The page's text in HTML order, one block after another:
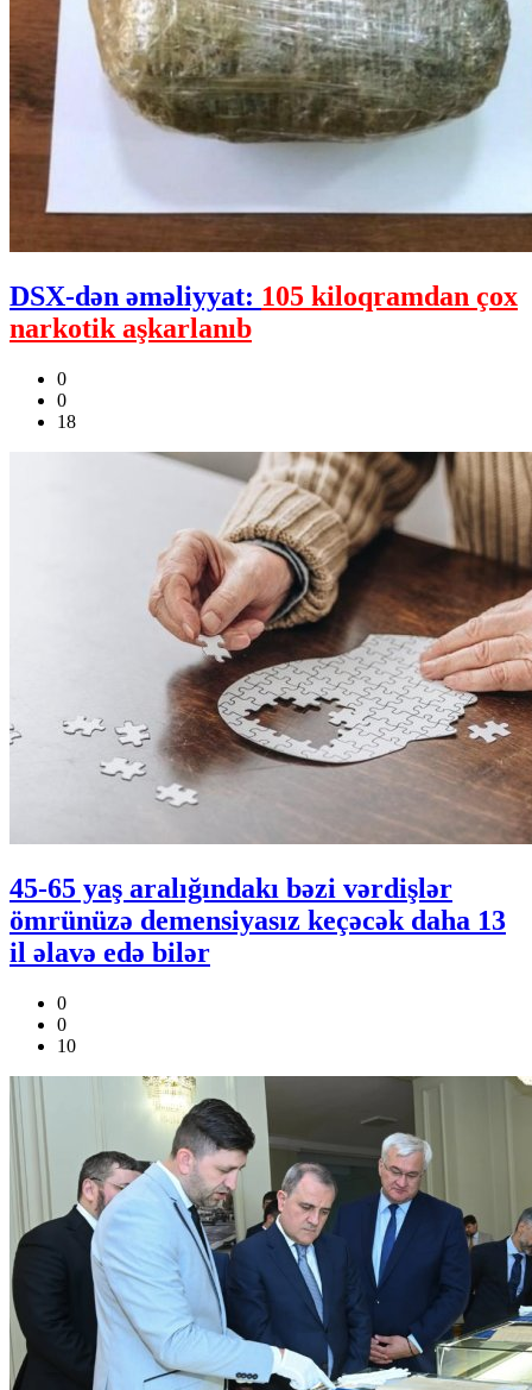
DSX-dən əməliyyat: 105 kiloqramdan çox
narkotik aşkarlanıb
0
0
18
45-65 yaş aralığındakı bəzi vərdişlər
ömrünüzə demensiyasız keçəcək daha 13
il əlavə edə bilər
0
0
10